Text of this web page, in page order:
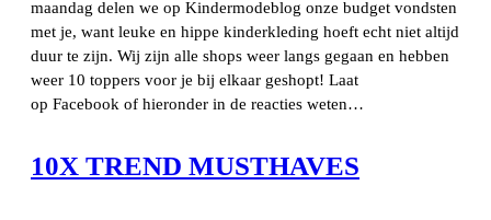
maandag delen we op Kindermodeblog onze budget vondsten
met je, want leuke en hippe kinderkleding hoeft echt niet altijd
duur te zijn. Wij zijn alle shops weer langs gegaan en hebben
weer 10 toppers voor je bij elkaar geshopt! Laat
op Facebook of hieronder in de reacties weten…
10X TREND MUSTHAVES